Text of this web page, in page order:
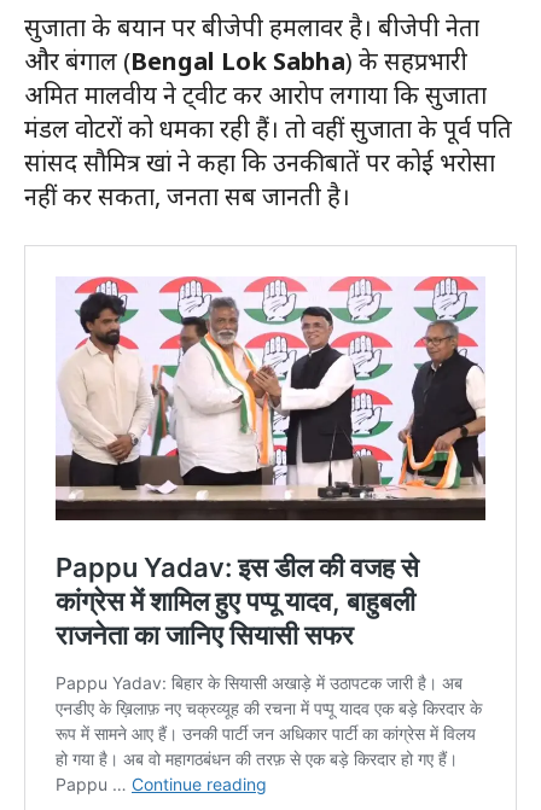
सुजाता के बयान पर बीजेपी हमलावर है। बीजेपी नेता
और बंगाल (Bengal Lok Sabha) के सहप्रभारी
अमित मालवीय ने ट्वीट कर आरोप लगाया कि सुजाता
मंडल वोटरों को धमका रही हैं। तो वहीं सुजाता के पूर्व पति
सांसद सौमित्र खां ने कहा कि उनकी बातें पर कोई भरोसा
नहीं कर सकता, जनता सब जानती है।